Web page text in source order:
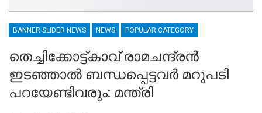
BANNER SLIDER NEWS NEWS POPULAR CATEGORY
തെച്ചിക്കോട്ട്കാവ് രാമചന്ദ്രൻ
ഇടഞ്ഞാൽ ബന്ധപ്പെട്ടവർ മറുപടി
പറയേണ്ടിവരും: മന്ത്രി